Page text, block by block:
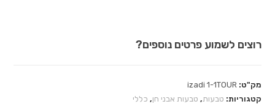
רוצים לשמוע פרטים נוספים?
מק"ט: izadi 1-1TOUR
קטגוריות: טבעות, טבעות אבני חן, כללי